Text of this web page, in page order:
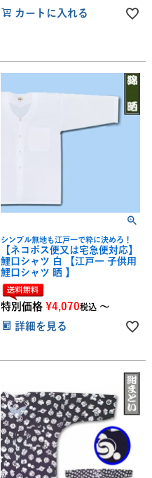
カートに入れる
シンプル無地も江戸一で粋に決めろ！
【ネコポス便又は宅急便対応】
鯉口シャツ 白 【江戸一 子供用
鯉口シャツ 晒 】
特別価格 ¥4,070税込 〜
詳細を見る